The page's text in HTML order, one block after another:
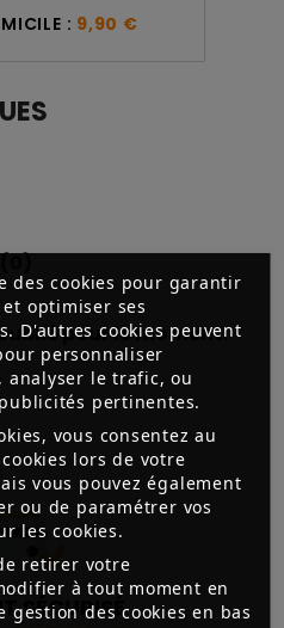
des cookies pour garantir
optimiser ses
D'autres cookies peuvent
personnaliser
analyser le trafic, ou
pertinentes.
vous consentez au
lors de votre
vous pouvez également
ou de paramétrer vos
les cookies.
retirer votre
à tout moment en
des cookies en bas
: 9,90 €
pour le moment.
SÉCURISÉ